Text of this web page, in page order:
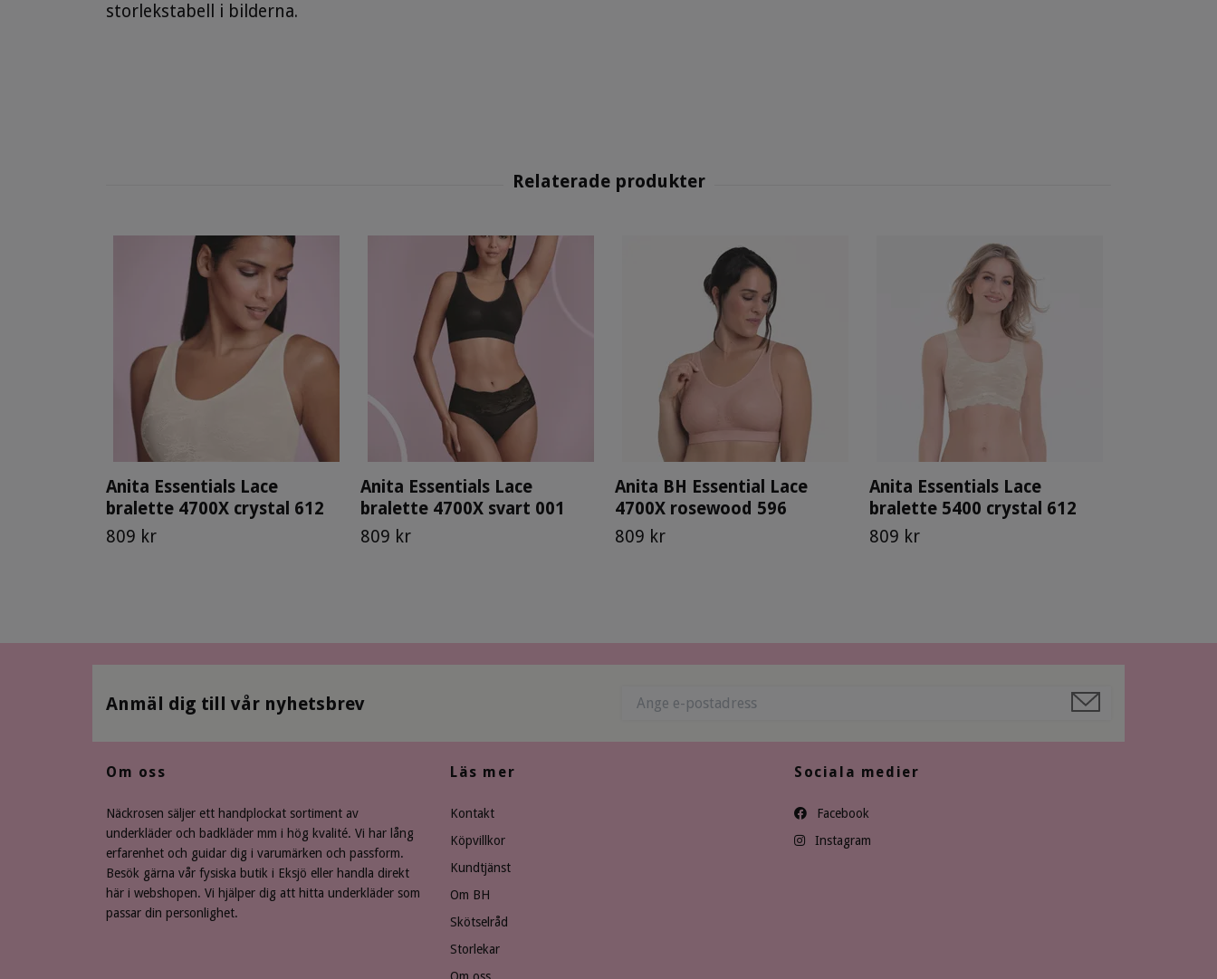
storlekstabell i bilderna.
Anita Essentials Lace
bralette 4700X crystal 612
809 kr
Anita Essentials Lace
bralette 4700X svart 001
809 kr
Anita BH Essential Lace
4700X rosewood 596
809 kr
Anita Essentials Lace
bralette 5400 crystal 612
809 kr
Anmäl dig till vår nyhetsbrev
Om oss
Näckrosen säljer ett handplockat sortiment av
underkläder och badkläder mm i hög kvalité. Vi har lång
erfarenhet och guidar dig i varumärken och passform.
Besök gärna vår fysiska butik i Eksjö eller handla direkt
här i webshopen. Vi hjälper dig att hitta underkläder som
passar din personlighet.
Läs mer
Kontakt
Köpvillkor
Kundtjänst
Om BH
Skötselråd
Storlekar
Sociala medier
Facebook
Instagram